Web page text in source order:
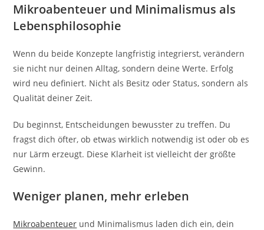
Mikroabenteuer und Minimalismus als
Lebensphilosophie
Wenn du beide Konzepte langfristig integrierst, verändern
sie nicht nur deinen Alltag, sondern deine Werte. Erfolg
wird neu definiert. Nicht als Besitz oder Status, sondern als
Qualität deiner Zeit.
Du beginnst, Entscheidungen bewusster zu treffen. Du
fragst dich öfter, ob etwas wirklich notwendig ist oder ob es
nur Lärm erzeugt. Diese Klarheit ist vielleicht der größte
Gewinn.
Weniger planen, mehr erleben
Mikroabenteuer und Minimalismus laden dich ein, dein